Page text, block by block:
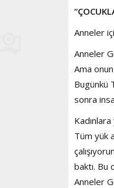
Anneler
Anneler
Ama
Bugünkü
sonra
Tüm yük
baktı. Bu
Anneler